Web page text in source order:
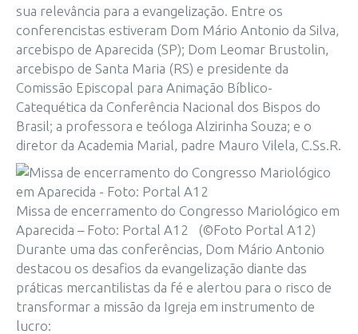
sua relevância para a evangelização. Entre os
conferencistas estiveram Dom Mário Antonio da Silva,
arcebispo de Aparecida (SP); Dom Leomar Brustolin,
arcebispo de Santa Maria (RS) e presidente da
Comissão Episcopal para Animação Bíblico-
Catequética da Conferência Nacional dos Bispos do
Brasil; a professora e teóloga Alzirinha Souza; e o
diretor da Academia Marial, padre Mauro Vilela, C.Ss.R.
Missa de encerramento do Congresso Mariológico em
Aparecida – Foto: Portal A12 (©Foto Portal A12)
Durante uma das conferências, Dom Mário Antonio
destacou os desafios da evangelização diante das
práticas mercantilistas da fé e alertou para o risco de
transformar a missão da Igreja em instrumento de
lucro: